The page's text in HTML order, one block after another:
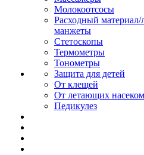
Молокоотсосы
Расходный материал/
манжеты
Стетоскопы
Термометры
Тонометры
Защита для детей
От клещей
От летающих
Педикулез